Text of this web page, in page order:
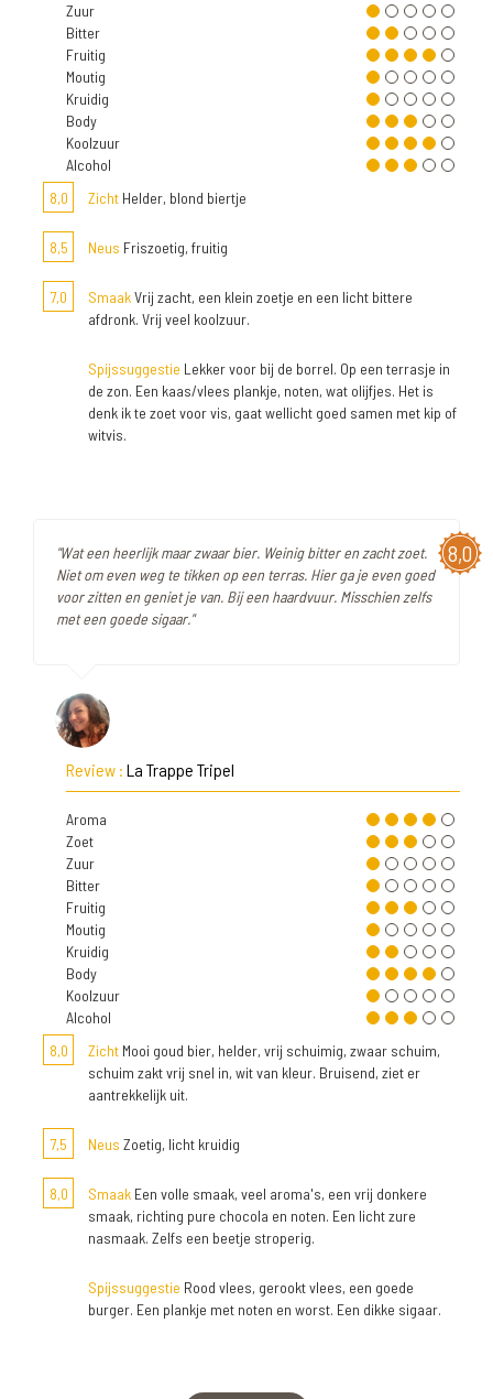
Zuur
Bitter
Fruitig
Moutig
Kruidig
Body
Koolzuur
Alcohol
8,0
Zicht Helder, blond biertje
8,5 Neus Friszoetig, fruitig
7,0 SmaakVrij zacht, een klein zoetje en een licht bittere
afdronk. Vrij veel koolzuur.
Spijssuggestie Lekker voor bij de borrel. Op een terrasje in
de zon. Een kaas/vlees plankje, noten, wat olijfjes. Het is
denk ik te zoet voor vis, gaat wellicht goed samen met kip of
witvis.
8,0
"Wat een heerlijk maar zwaar bier. Weinig bitter en zacht zoet.
Niet om even weg te tikken op een terras. Hier ga je even goed
voor zitten en geniet je van. Bij een haardvuur. Misschien zelfs
met een goede sigaar."
Review : La Trappe Tripel
Aroma
Zoet
Zuur
Bitter
Fruitig
Moutig
Kruidig
Body
Koolzuur
Alcohol
8,0
Zicht Mooi goud bier, helder, vrij schuimig, zwaar schuim,
schuim zakt vrij snel in, wit van kleur. Bruisend, ziet er
aantrekkelijk uit.
7,5 Neus Zoetig, licht kruidig
8,0 Smaak Een volle smaak, veel aroma's, een vrij donkere
smaak, richting pure chocola en noten. Een licht zure
nasmaak. Zelfs een beetje stroperig.
Spijssuggestie Rood vlees, gerookt vlees, een goede
burger. Een plankje met noten en worst. Een dikke sigaar.